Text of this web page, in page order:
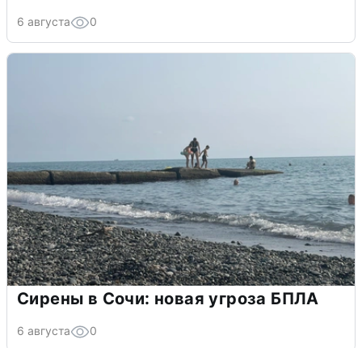
6 августа 0
Сирены в Сочи: новая угроза БПЛА
6 августа 0